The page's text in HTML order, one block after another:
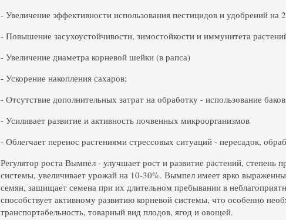
- Увеличение эффективности использования пестицидов и удобрений на
- Повышение засухоустойчивости, зимостойкости и иммунитета
- Увеличение диаметра корневой шейки (в рапса)
- Ускорение накопления сахаров;
- Отсутствие дополнительных затрат на обработку - использование
- Усиливает развитие и активность почвенных микроорганизмов
- Облегчает перенос растениями стрессовых ситуаций - пересадок,
Регулятор роста Вымпел - улучшает рост и развитие растений, степень
системы, увеличивает урожай на 10-30%. Вымпел имеет ярко
семян, защищает семена при их длительном пребывании в
способствует активному развитию корневой системы, что особенно
транспортабельность, товарный вид плодов, ягод и овощей.